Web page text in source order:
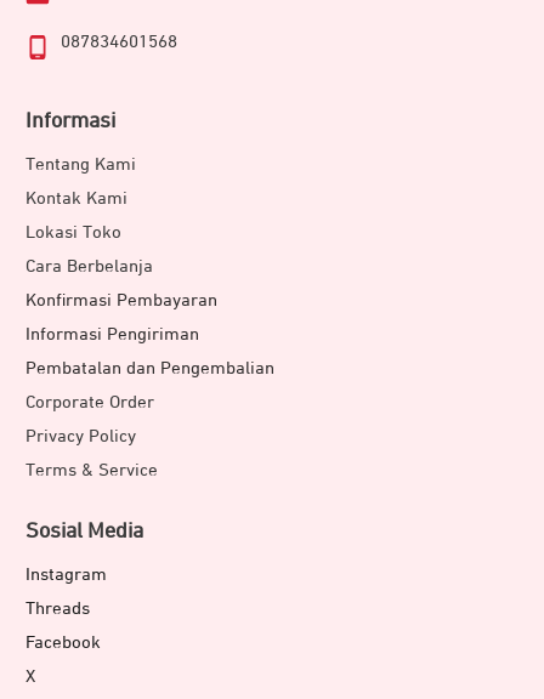
087834601568
Informasi
Tentang Kami
Kontak Kami
Lokasi Toko
Cara Berbelanja
Konfirmasi Pembayaran
Informasi Pengiriman
Pembatalan dan Pengembalian
Corporate Order
Privacy Policy
Terms & Service
Sosial Media
Instagram
Threads
Facebook
X